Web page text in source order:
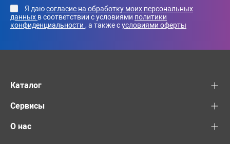
Я даюсогласие на обработку моих персональных
данных в соответствии с условиями политики
конфиденциальности , а также сусловиями оферты
Каталог
Сервисы
О нас